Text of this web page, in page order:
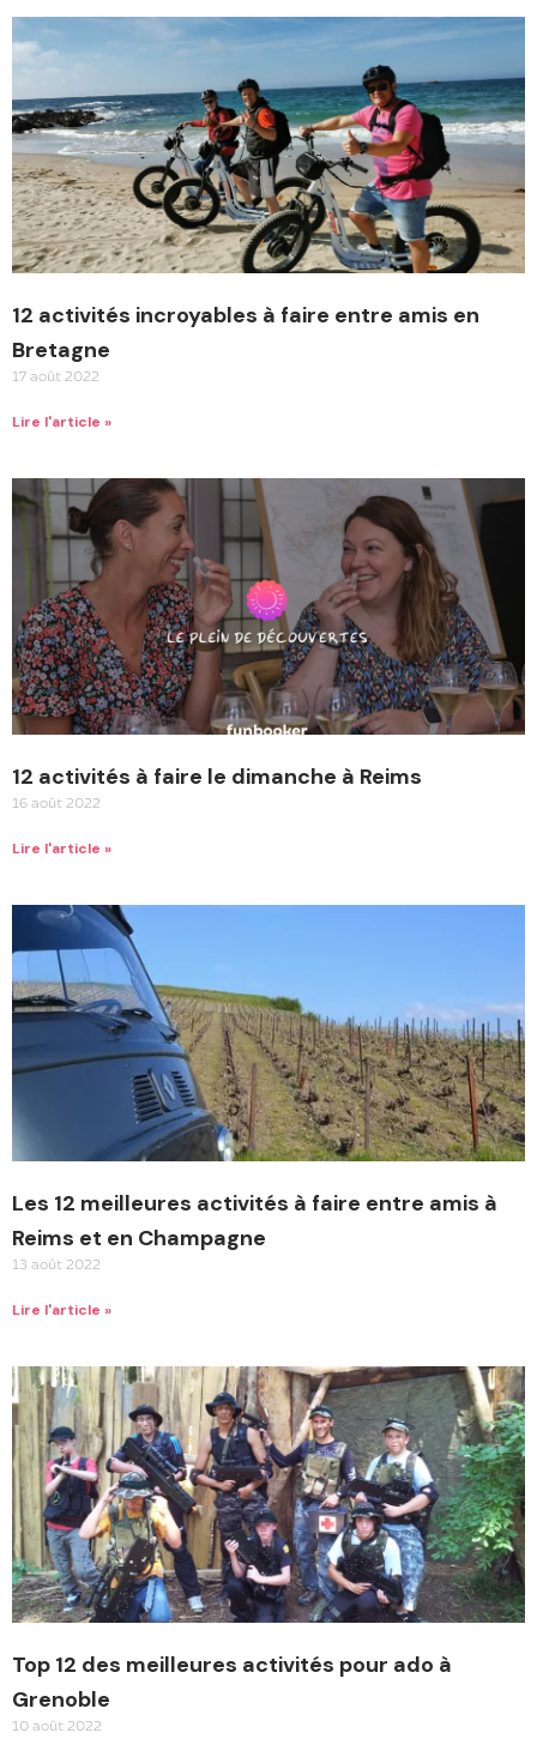
12 activités incroyables à faire entre amis en
Bretagne
17 août 2022
Lire l'article »
12 activités à faire le dimanche à Reims
16 août 2022
Lire l'article »
Les 12 meilleures activités à faire entre amis à
Reims et en Champagne
13 août 2022
Lire l'article »
Top 12 des meilleures activités pour ado à
Grenoble
10 août 2022